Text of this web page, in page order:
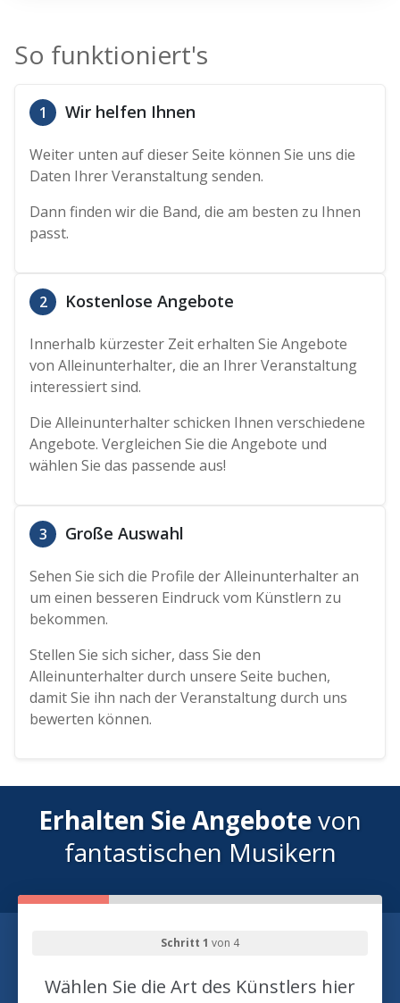
So funktioniert's
1 Wir helfen Ihnen
Weiter unten auf dieser Seite können Sie uns die
Daten Ihrer Veranstaltung senden.
Dann finden wir die Band, die am besten zu Ihnen
passt.
2 Kostenlose Angebote
Innerhalb kürzester Zeit erhalten Sie Angebote
von Alleinunterhalter, die an Ihrer Veranstaltung
interessiert sind.
Die Alleinunterhalter schicken Ihnen verschiedene
Angebote. Vergleichen Sie die Angebote und
wählen Sie das passende aus!
3 Große Auswahl
Sehen Sie sich die Profile der Alleinunterhalter an
um einen besseren Eindruck vom Künstlern zu
bekommen.
Stellen Sie sich sicher, dass Sie den
Alleinunterhalter durch unsere Seite buchen,
damit Sie ihn nach der Veranstaltung durch uns
bewerten können.
Erhalten Sie Angebotevon
fantastischen Musikern
Schritt 1 von 4
Wählen Sie die Art des Künstlers hier